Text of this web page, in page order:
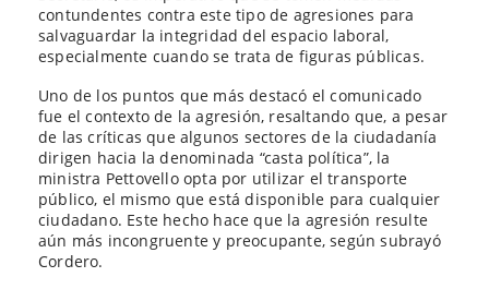
contundentes contra este tipo de agresiones para
salvaguardar la integridad del espacio laboral,
especialmente cuando se trata de figuras públicas.
Uno de los puntos que más destacó el comunicado
fue el contexto de la agresión, resaltando que, a pesar
de las críticas que algunos sectores de la ciudadanía
dirigen hacia la denominada “casta política”, la
ministra Pettovello opta por utilizar el transporte
público, el mismo que está disponible para cualquier
ciudadano. Este hecho hace que la agresión resulte
aún más incongruente y preocupante, según subrayó
Cordero.